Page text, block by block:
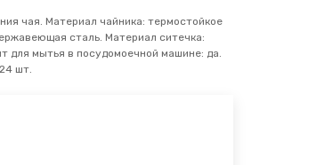
чая. Материал чайника: термостойкое
сталь. Материал ситечка:
для мытья в посудомоечной машине: да.
шт.